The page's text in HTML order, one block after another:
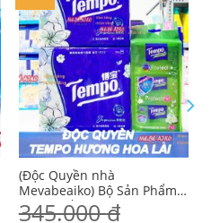
Yêu
thích
(Độc Quyền nhà
Mevabeaiko) Bộ Sản Phẩm
Khăn Giấy TEMPO HƯƠNG
345.000₫